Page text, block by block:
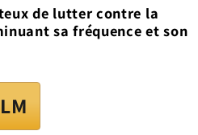
de lutter contre la
sa fréquence et son